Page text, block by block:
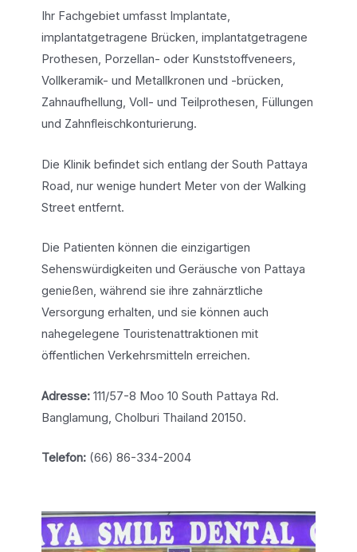
Ihr Fachgebiet umfasst Implantate,
implantatgetragene Brücken, implantatgetragene
Prothesen, Porzellan- oder Kunststoffveneers,
Vollkeramik- und Metallkronen und -brücken,
Zahnaufhellung, Voll- und Teilprothesen, Füllungen
und Zahnfleischkonturierung.
Die Klinik befindet sich entlang der South Pattaya
Road, nur wenige hundert Meter von der Walking
Street entfernt.
Die Patienten können die einzigartigen
Sehenswürdigkeiten und Geräusche von Pattaya
genießen, während sie ihre zahnärztliche
Versorgung erhalten, und sie können auch
nahegelegene Touristenattraktionen mit
öffentlichen Verkehrsmitteln erreichen.
Adresse:111/57-8 Moo 10 South Pattaya Rd.
Banglamung, Cholburi Thailand 20150.
Telefon:(66) 86-334-2004